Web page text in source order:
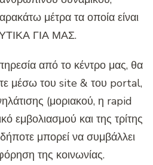
μέτρα τα οποία είναι
ΓΙΑ ΜΑΣ.
από το κέντρο μας, θα
μέσω του site & του portal,
(μοριακού, η rapid
εμβολιασμού και της τρίτης
μπορεί να συμβάλλει
της κοινωνίας.